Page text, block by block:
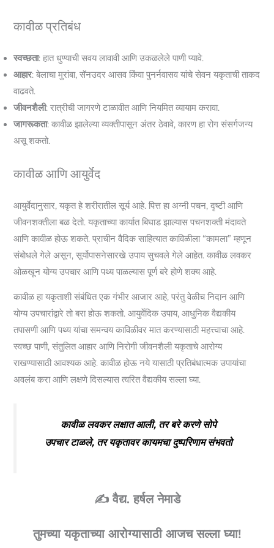
कावीळ प्रतिबंध
स्वच्छता: हात धुण्याची सवय लावावी आणि उकळलेले पाणी प्यावे.
आहार: बेलाचा मुरांबा, सॅनउदर आसव किंवा पुनर्नवासव यांचे सेवन यकृताची ताकद
वाढवते.
जीवनशैली: रात्रीची जागरणे टाळावीत आणि नियमित व्यायाम करावा.
जागरूकता: कावीळ झालेल्या व्यक्तीपासून अंतर ठेवावे, कारण हा रोग संसर्गजन्य
असू शकतो.
कावीळ आणि आयुर्वेद
आयुर्वेदानुसार, यकृत हे शरीरातील सूर्य आहे. पित्त हा अग्नी पचन, दृष्टी आणि
जीवनशक्तीला बळ देतो. यकृताच्या कार्यात बिघाड झाल्यास पचनशक्ती मंदावते
आणि कावीळ होऊ शकते. प्राचीन वैदिक साहित्यात काविळीला “कामला” म्हणून
संबोधले गेले असून, सूर्योपासनेसारखे उपाय सुचवले गेले आहेत. कावीळ लवकर
ओळखून योग्य उपचार आणि पथ्य पाळल्यास पूर्ण बरे होणे शक्य आहे.
कावीळ हा यकृताशी संबंधित एक गंभीर आजार आहे, परंतु वेळीच निदान आणि
योग्य उपचारांद्वारे तो बरा होऊ शकतो. आयुर्वेदिक उपाय, आधुनिक वैद्यकीय
तपासणी आणि पथ्य यांचा समन्वय काविळीवर मात करण्यासाठी महत्त्वाचा आहे.
स्वच्छ पाणी, संतुलित आहार आणि निरोगी जीवनशैली यकृताचे आरोग्य
राखण्यासाठी आवश्यक आहे. कावीळ होऊ नये यासाठी प्रतिबंधात्मक उपायांचा
अवलंब करा आणि लक्षणे दिसल्यास त्वरित वैद्यकीय सल्ला घ्या.
कावीळ लवकर लक्षात आली, तर बरे करणे सोपे
उपचार टाळले, तर यकृतावर कायमचा दुष्परिणाम संभवतो
✍️ वैद्य. हर्षल नेमाडे
तुमच्या यकृताच्या आरोग्यासाठी आजच सल्ला घ्या!